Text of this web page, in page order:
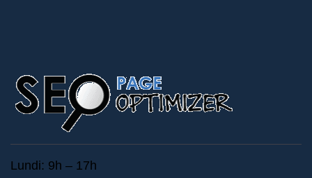
Lundi: 9h – 17h